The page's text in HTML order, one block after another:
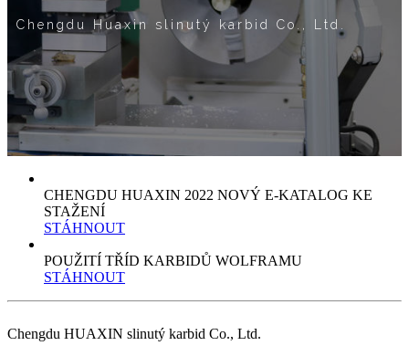
Chengdu Huaxin slinutý karbid Co., Ltd.
CHENGDU HUAXIN 2022 NOVÝ E-KATALOG KE
STAŽENÍ
STÁHNOUT
POUŽITÍ TŘÍD KARBIDŮ WOLFRAMU
STÁHNOUT
Chengdu HUAXIN slinutý karbid Co., Ltd.